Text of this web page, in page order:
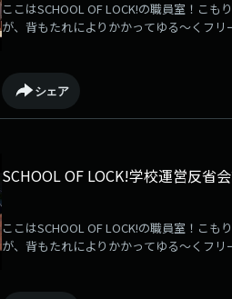
ここはSCHOOL OF LOCK!の職員室！こ
が、背もたれによりかかってゆる～くフ
シェア
SCHOOL OF LOCK!学校運営反省
ここはSCHOOL OF LOCK!の職員室！こ
が、背もたれによりかかってゆる～くフ